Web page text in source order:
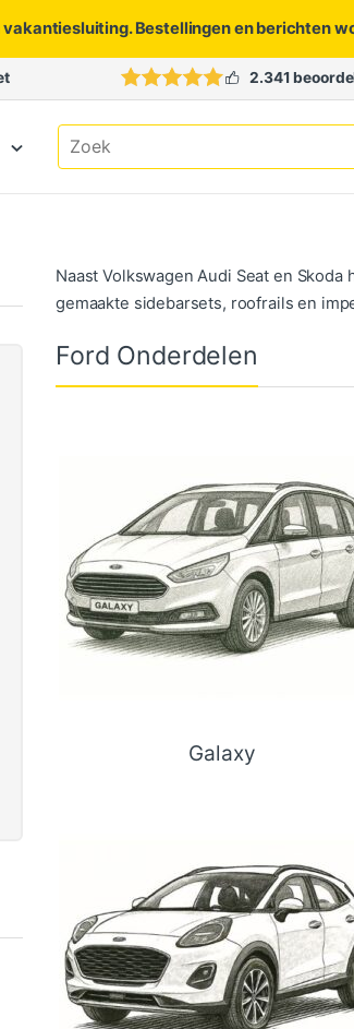
Bestellingen en berichten
2.341
Search for:
Naast Volkswagen Audi Seat en
gemaakte sidebarsets, roofrails en
Ford Onderdelen
Galaxy